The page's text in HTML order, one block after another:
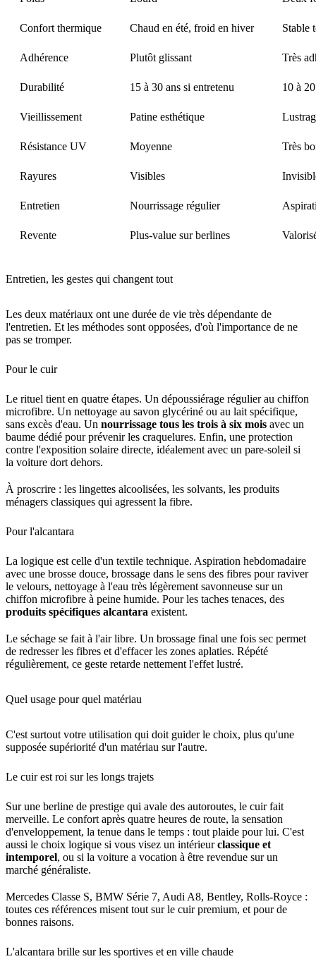
Confort thermique Chaud en été, froid en hiver Stable
Adhérence Plutôt glissant Très
Durabilité 15 à 30 ans si entretenu 10 à
Vieillissement Patine esthétique
Résistance UV Moyenne Très
Rayures Visibles
Entretien Nourrissage régulier
Revente Plus-value sur berlines
Entretien, les gestes qui changent tout
Les deux matériaux ont une durée de vie très dépendante de
l'entretien. Et les méthodes sont opposées, d'où l'importance de ne
pas se tromper.
Pour le cuir
Le rituel tient en quatre étapes. Un dépoussiérage régulier au chiffon
microfibre. Un nettoyage au savon glycériné ou au lait spécifique,
sans excès d'eau. Un nourrissage tous les trois à six mois avec un
baume dédié pour prévenir les craquelures. Enfin, une protection
contre l'exposition solaire directe, idéalement avec un pare-soleil si
la voiture dort dehors.
À proscrire : les lingettes alcoolisées, les solvants, les produits
ménagers classiques qui agressent la fibre.
Pour l'alcantara
La logique est celle d'un textile technique. Aspiration hebdomadaire
avec une brosse douce, brossage dans le sens des fibres pour raviver
le velours, nettoyage à l'eau très légèrement savonneuse sur un
chiffon microfibre à peine humide. Pour les taches tenaces, des
produits spécifiques alcantara existent.
Le séchage se fait à l'air libre. Un brossage final une fois sec permet
de redresser les fibres et d'effacer les zones aplaties. Répété
régulièrement, ce geste retarde nettement l'effet lustré.
Quel usage pour quel matériau
C'est surtout votre utilisation qui doit guider le choix, plus qu'une
supposée supériorité d'un matériau sur l'autre.
Le cuir est roi sur les longs trajets
Sur une berline de prestige qui avale des autoroutes, le cuir fait
merveille. Le confort après quatre heures de route, la sensation
d'enveloppement, la tenue dans le temps : tout plaide pour lui. C'est
aussi le choix logique si vous visez un intérieurclassique et
intemporel, ou si la voiture a vocation à être revendue sur un
marché généraliste.
Mercedes Classe S, BMW Série 7, Audi A8, Bentley, Rolls-Royce :
toutes ces références misent tout sur le cuir premium, et pour de
bonnes raisons.
L'alcantara brille sur les sportives et en ville chaude